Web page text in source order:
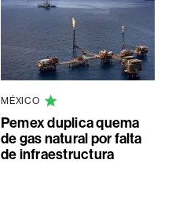
MÉXICO
Pemex duplica quema
de gas natural por falta
de infraestructura